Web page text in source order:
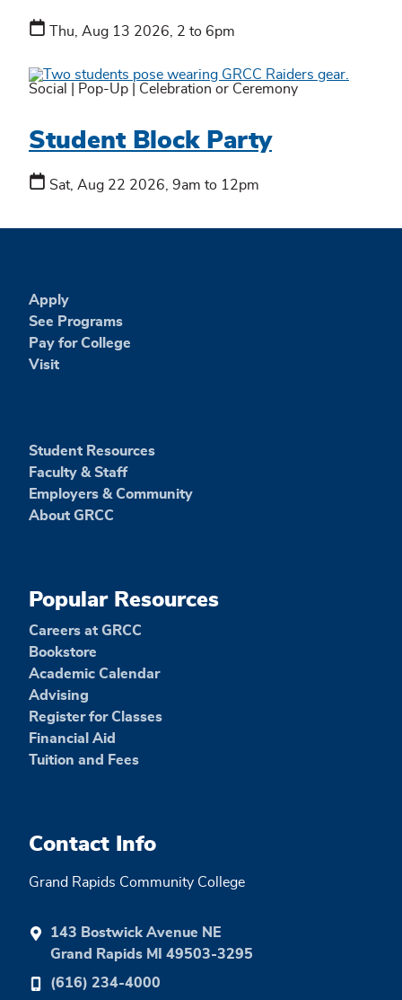
Thu, Aug 13 2026, 2 to 6pm
Social Pop-Up Celebration or Ceremony
Student Block Party
Sat, Aug 22 2026, 9am to 12pm
Apply
See Programs
Pay for College
Visit
Student Resources
Faculty & Staff
Employers & Community
About GRCC
Popular Resources
Careers at GRCC
Bookstore
Academic Calendar
Advising
Register for Classes
Financial Aid
Tuition and Fees
Contact Info
Grand Rapids Community College
143 Bostwick Avenue NE
Grand Rapids MI 49503-3295
(616) 234-4000